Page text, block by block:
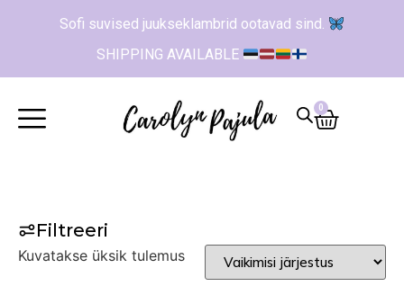
Sofi suvised juukseklambrid ootavad sind.
SHIPPING AVAILABLE
0
Filtreeri
Kuvatakse üksik tulemus